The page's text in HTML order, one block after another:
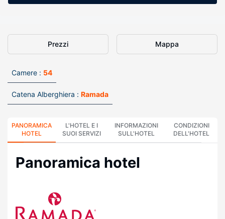
Prezzi Mappa
Camere : 54
Catena Alberghiera : Ramada
PANORAMICA
HOTEL
L'HOTEL E I
SUOI SERVIZI
INFORMAZIONI
SULL'HOTEL
CONDIZIONI
DELL'HOTEL
Panoramica hotel